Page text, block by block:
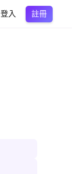
登入 註冊